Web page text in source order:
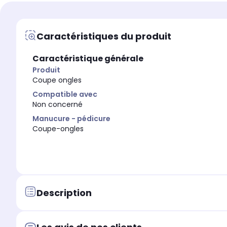
Caractéristiques du produit
Caractéristique générale
Produit
Coupe ongles
Compatible avec
Non concerné
Manucure - pédicure
Coupe-ongles
Description